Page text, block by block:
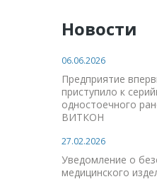
Новости
06.06.2026
Предприятие
приступило к
одностоечного
ВИТКОН
27.02.2026
Уведомление о
медицинского